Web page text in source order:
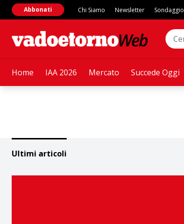
Home IAA 2026 Mercato Succede Oggi
Abbonati Chi Siamo Newsletter Sondaggio
Ultimi articoli